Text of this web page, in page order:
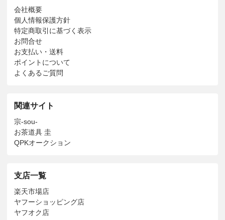
会社概要
個人情報保護方針
特定商取引に基づく表示
お問合せ
お支払い・送料
ポイントについて
よくあるご質問
関連サイト
宗-sou-
お茶道具 圭
QPKオークション
支店一覧
楽天市場店
ヤフーショッピング店
ヤフオク店